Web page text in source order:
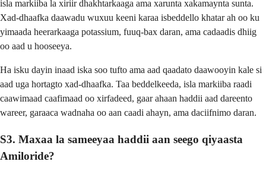
isla markiiba la xiriir dhakhtarkaaga ama xarunta xakamaynta sunta.
Xad-dhaafka daawadu wuxuu keeni karaa isbeddello khatar ah oo ku
yimaada heerarkaaga potassium, fuuq-bax daran, ama cadaadis dhiig
oo aad u hooseeya.
Ha isku dayin inaad iska soo tufto ama aad qaadato daawooyin kale si
aad uga hortagto xad-dhaafka. Taa beddelkeeda, isla markiiba raadi
caawimaad caafimaad oo xirfadeed, gaar ahaan haddii aad dareento
wareer, garaaca wadnaha oo aan caadi ahayn, ama daciifnimo daran.
S3. Maxaa la sameeyaa haddii aan seego qiyaasta
Amiloride?